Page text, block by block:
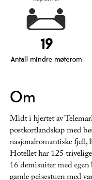
Antall mindre møterom
19
Om
Midt i hjertet av
postkortlandskap med
nasjonalromantiske
Hotellet har 125
16 demisuiter med